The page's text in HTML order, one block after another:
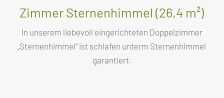
Zimmer Sternenhimmel (26,4 m²)
In unserem liebevoll eingerichteten Doppelzimmer
„Sternenhimmel“ ist schlafen unterm Sternenhimmel
garantiert.